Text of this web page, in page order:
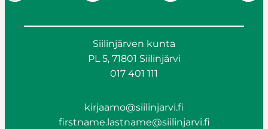
Siilinjärven kunta
PL 5, 71801 Siilinjärvi
017 401 111
kirjaamo@siilinjarvi.fi
firstname.lastname@siilinjarvi.fi